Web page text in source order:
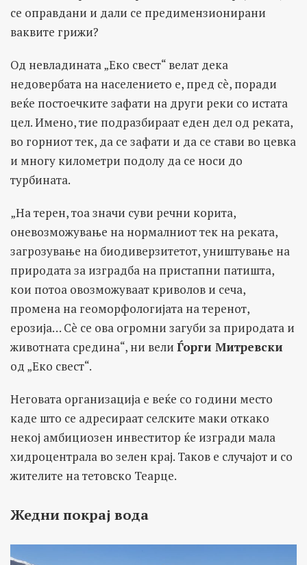
се оправдани и дали се предимензионирани
ваквите грижи?
Од невладината „Еко свест“ велат дека
недовербата на населението е, пред сè, поради
веќе постоечките зафати на други реки со истата
цел. Имено, тие подразбираат еден дел од реката,
во горниот тек, да се зафати и да се стави во цевка
и многу километри подолу да се носи до
турбината.
„На терен, тоа значи суви речни корита,
оневозможување на нормалниот тек на реката,
загрозување на биодиверзитетот, уништување на
природата за изградба на пристапни патишта,
кои потоа овозможуваат криволов и сеча,
промена на геоморфологијата на теренот,
ерозија… Сè се ова огромни загуби за природата и
животната средина“, ни вели Ѓорги Митревски
од „Еко свест“.
Неговата организација е веќе со години место
каде што се адресираат селските маки откако
некој амбициозен инвеститор ќе изгради мала
хидроцентрала во зелен крај. Таков е случајот и со
жителите на тетовско Теарце.
Жедни покрај вода